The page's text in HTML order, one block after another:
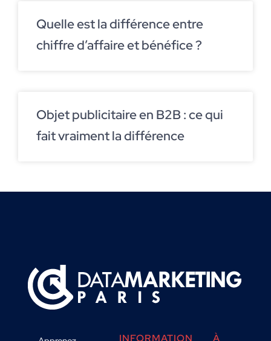
Quelle est la différence entre
chiffre d’affaire et bénéfice ?
Objet publicitaire en B2B : ce qui
fait vraiment la différence
INFORMATION À